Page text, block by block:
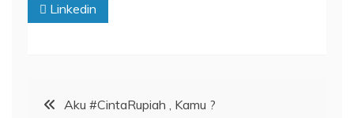
Linkedin
PostAku #CintaRupiah , Kamu ?